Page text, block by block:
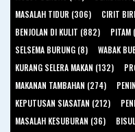
MASALAH TIDUR (306)
CIRIT
BENJOLAN DI KULIT (882)
PITAM
SELSEMA BURUNG (8)
WABAK
KURANG SELERA MAKAN (132)
MAKANAN TAMBAHAN (274)
KEPUTUSAN SIASATAN (212)
MASALAH KESUBURAN (36)